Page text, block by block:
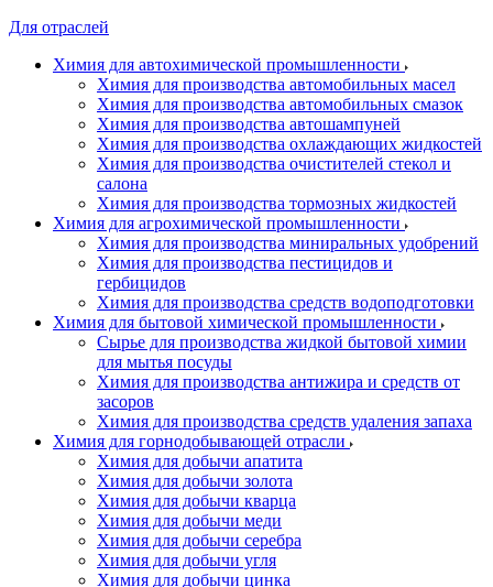
Для отраслей
Химия для автохимической промышленности
Химия для производства автомобильных масел
Химия для производства автомобильных смазок
Химия для производства автошампуней
Химия для производства охлаждающих жидкостей
Химия для производства очистителей стекол и
салона
Химия для производства тормозных жидкостей
Химия для агрохимической промышленности
Химия для производства миниральных удобрений
Химия для производства пестицидов и
гербицидов
Химия для производства средств водоподготовки
Химия для бытовой химической промышленности
Сырье для производства жидкой бытовой химии
для мытья посуды
Химия для производства антижира и средств от
засоров
Химия для производства средств удаления запаха
Химия для горнодобывающей отрасли
Химия для добычи апатита
Химия для добычи золота
Химия для добычи кварца
Химия для добычи меди
Химия для добычи серебра
Химия для добычи угля
Химия для добычи цинка